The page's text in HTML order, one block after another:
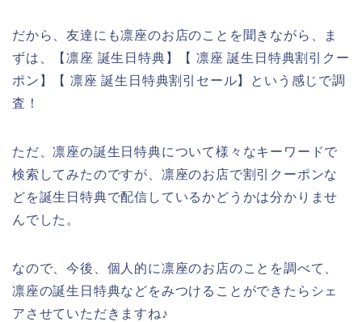
だから、友達にも凛座のお店のことを聞きながら、ま
ずは、【凛座 誕生日特典】【 凛座 誕生日特典割引クー
ポン】【 凛座 誕生日特典割引セール】という感じで調
査！
ただ、凛座の誕生日特典について様々なキーワードで
検索してみたのですが、凛座のお店で割引クーポンな
どを誕生日特典で配信しているかどうかは分かりませ
んでした。
なので、今後、個人的に凛座のお店のことを調べて、
凛座の誕生日特典などをみつけることができたらシェ
アさせていただきますね♪